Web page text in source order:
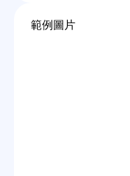
範例圖片